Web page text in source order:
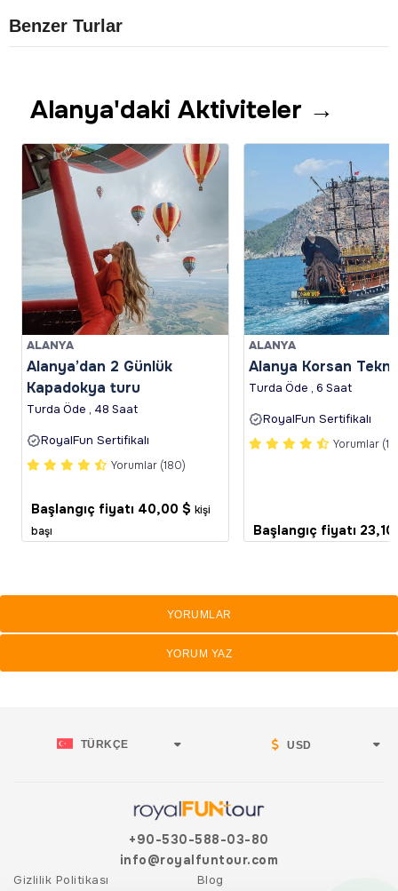
Benzer Turlar
Alanya'daki Aktiviteler →
ALANYA
Alanya’dan 2 Günlük
Kapadokya turu
Turda Öde , 48 Saat
RoyalFun Sertifikalı
Yorumlar (180)
Başlangıç fiyatı 40,00 $ kişi
başı
ALANYA
Alanya Korsan
Turda Öde , 6 Saat
RoyalFun Sertifikalı
Yorumlar
Başlangıç fiyatı
YORUMLAR
YORUM YAZ
TÜRKÇE USD
+90-530-588-03-80
info@royalfuntour.com
Gizlilik Politikası Blog